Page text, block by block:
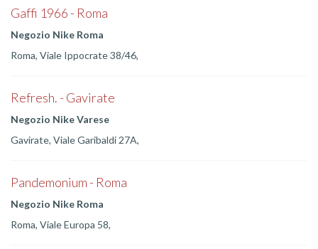
Gaffi 1966 - Roma
Negozio Nike Roma
Roma, Viale Ippocrate 38/46,
Refresh. - Gavirate
Negozio Nike Varese
Gavirate, Viale Garibaldi 27A,
Pandemonium - Roma
Negozio Nike Roma
Roma, Viale Europa 58,